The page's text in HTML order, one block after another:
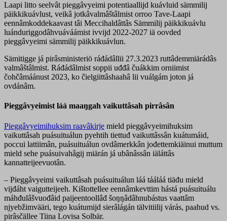
Laapi litto seelvât pieggâvyeimi potentiaallijd kuávluid sämmilij
päikkikuávlust, veikâ jotkâvalmâštâlmist orroo Tave-Laapi
eennâmkoddekaavast tâi Meccihaldâttâs Sämmilij päikkikuávlu
luánduriggodâhvuáváámist ivvijd 2022-2027 iä oovded
pieggâvyeimi sämmilij päikkikuávlun.
Sämitigge já pirâsministeriö ráđádâllii 27.3.2023 ruttâdemmiärádâs
valmâštâlmist. Ráđádâlmist soppii uđđâ čuákkim orniimist
čohčâmáánust 2023, ko čielgiittâshaahâ lii vuálgám joton já
ovdánâm.
Pieggâvyeimist láá maaŋgah vaikuttâsah pirrâsân
Pieggâvyeimihuksim raavâkirje mield pieggâvyeimihuksim
vaikuttâsah puásuituálun pyehtih tiettuđ vaikuttâssân kuátumáid,
poccui lattiimân, puásuituálun ovdâmerkkân jođettemkiäinui muttum
mield sehe puásuivahâgij miärán já ubânâssân iäláttâs
kannatteijeevuotân.
– Pieggâvyeimi vaikuttâsah puásuituálun láá tááláá tiäđu mield
vijđáht vaigutteijeeh. Kištottellee eennâmkevttim hástá puásuituálu
máhđulâšvuođâid paijeentoollâđ šoŋŋâdâhnubástus vaattâm
njyebžimvääri, tego kuátumijd sierâlágán tälvitiilij várás, paahud vs.
pirâsčällee Tiina Lovisa Solbär.